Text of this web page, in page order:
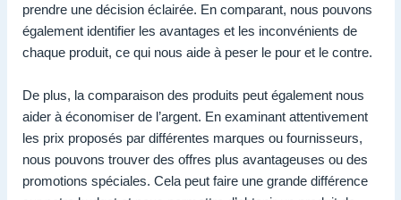
prendre une décision éclairée. En comparant, nous pouvons
également identifier les avantages et les inconvénients de
chaque produit, ce qui nous aide à peser le pour et le contre.
De plus, la comparaison des produits peut également nous
aider à économiser de l’argent. En examinant attentivement
les prix proposés par différentes marques ou fournisseurs,
nous pouvons trouver des offres plus avantageuses ou des
promotions spéciales. Cela peut faire une grande différence